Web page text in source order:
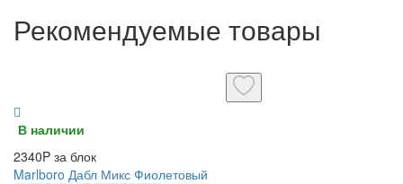
Рекомендуемые товары
В наличии
2340P за блок
Marlboro Дабл Микс Фиолетовый